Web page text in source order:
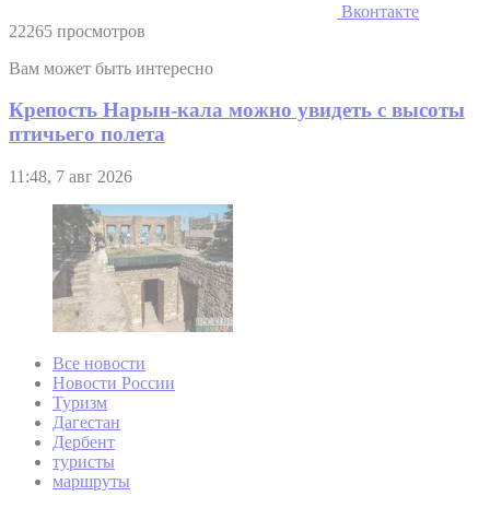
Вконтакте
22265 просмотров
Вам может быть интересно
Крепость Нарын-кала можно увидеть с высоты
птичьего полета
11:48, 7 авг 2026
Все новости
Новости России
Туризм
Дагестан
Дербент
туристы
маршруты